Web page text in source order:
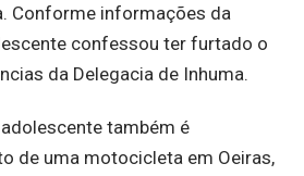
Conforme informações da
confessou ter furtado o
da Delegacia de Inhuma.
também é
de uma motocicleta em Oeiras,